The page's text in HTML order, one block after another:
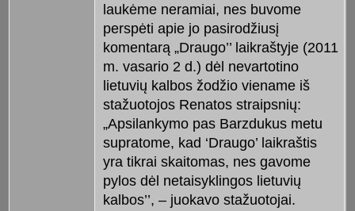
laukėme neramiai, nes buvome
perspėti apie jo pasirodžiusį
komentarą „Draugo’’ laikraštyje (2011
m. vasario 2 d.) dėl nevartotino
lietuvių kalbos žodžio viename iš
stažuotojos Renatos straipsnių:
„Apsilankymo pas Barzdukus metu
supratome, kad ‘Draugo’ laikraštis
yra tikrai skaitomas, nes gavome
pylos dėl netaisyklingos lietuvių
kalbos’’, – juokavo stažuotojai.